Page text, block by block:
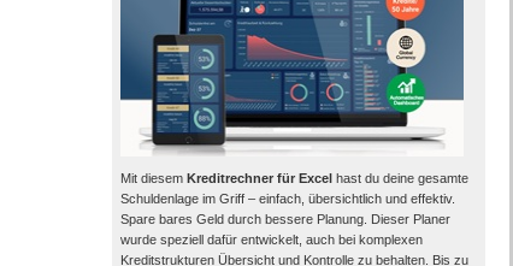
Mit diesem Kreditrechner für Excelhast du deine gesamte
Schuldenlage im Griff – einfach, übersichtlich und effektiv.
Spare bares Geld durch bessere Planung. Dieser Planer
wurde speziell dafür entwickelt, auch bei komplexen
Kreditstrukturen Übersicht und Kontrolle zu behalten. Bis zu